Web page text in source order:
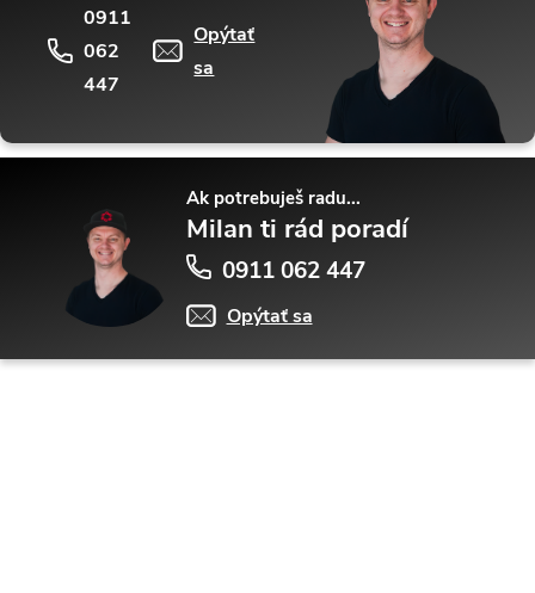
0911
062
447
Opýtať
sa
Ak potrebuješ radu...
Milan ti rád poradí
0911 062 447
Opýtať sa